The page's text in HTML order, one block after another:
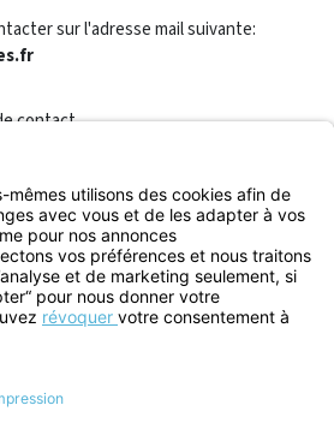
sur l'adresse mail suivante:
contact.